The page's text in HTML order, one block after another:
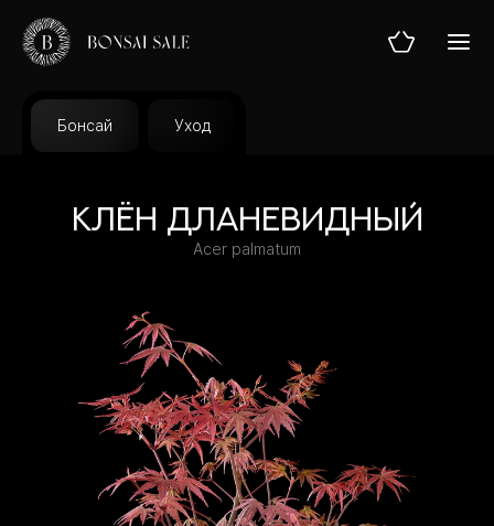
КОНТАКТЫ И ДОСТАВКА
Бонсай Уход
Клён дланевидный
Acer palmatum